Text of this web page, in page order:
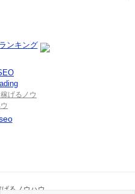
ンキング
げるノウ
るノウハウ